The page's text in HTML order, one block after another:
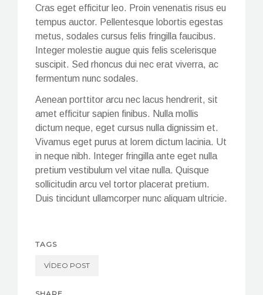
Cras eget efficitur leo. Proin venenatis risus eu
tempus auctor. Pellentesque lobortis egestas
metus, sodales cursus felis fringilla faucibus.
Integer molestie augue quis felis scelerisque
suscipit. Sed rhoncus dui nec erat viverra, ac
fermentum nunc sodales.
Aenean porttitor arcu nec lacus hendrerit, sit
amet efficitur sapien finibus. Nulla mollis
dictum neque, eget cursus nulla dignissim et.
Vivamus eget purus at lorem dictum lacinia. Ut
in neque nibh. Integer fringilla ante eget nulla
pretium vestibulum vel vitae nulla. Quisque
sollicitudin arcu vel tortor placerat pretium.
Duis tincidunt ullamcorper nunc aliquam ultricie.
TAGS
VIDEO POST